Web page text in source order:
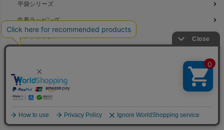
平袋シリーズ
巾着ラッピング
ギフトボックス
季節のラッピング
名入れラッピング
不織布バッグ